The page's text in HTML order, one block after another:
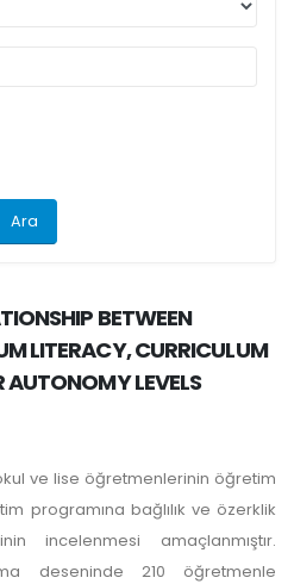
BETWEEN
LITERACY, CURRICULUM
AUTONOMY LEVELS
ve lise öğretmenlerinin öğretim
programına bağlılık ve özerklik
incelenmesi amaçlanmıştır.
deseninde 210 öğretmenle